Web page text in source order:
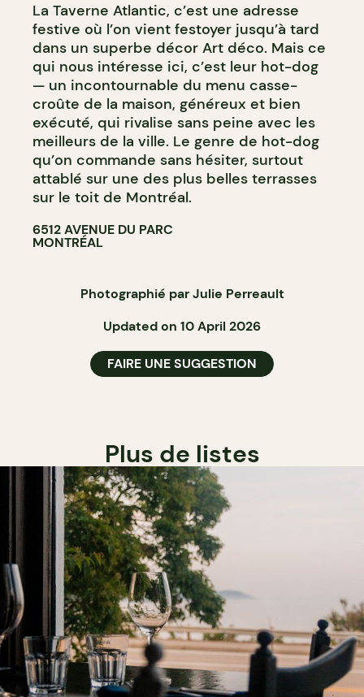
La Taverne Atlantic, c’est une adresse
festive où l’on vient festoyer jusqu’à tard
dans un superbe décor Art déco. Mais ce
qui nous intéresse ici, c’est leur hot-dog
— un incontournable du menu casse-
croûte de la maison, généreux et bien
exécuté, qui rivalise sans peine avec les
meilleurs de la ville. Le genre de hot-dog
qu’on commande sans hésiter, surtout
attablé sur une des plus belles terrasses
sur le toit de Montréal.
6512 AVENUE DU PARC
MONTRÉAL
Photographié par Julie Perreault
Updated on 10 April 2026
FAIRE UNE SUGGESTION
Plus de listes